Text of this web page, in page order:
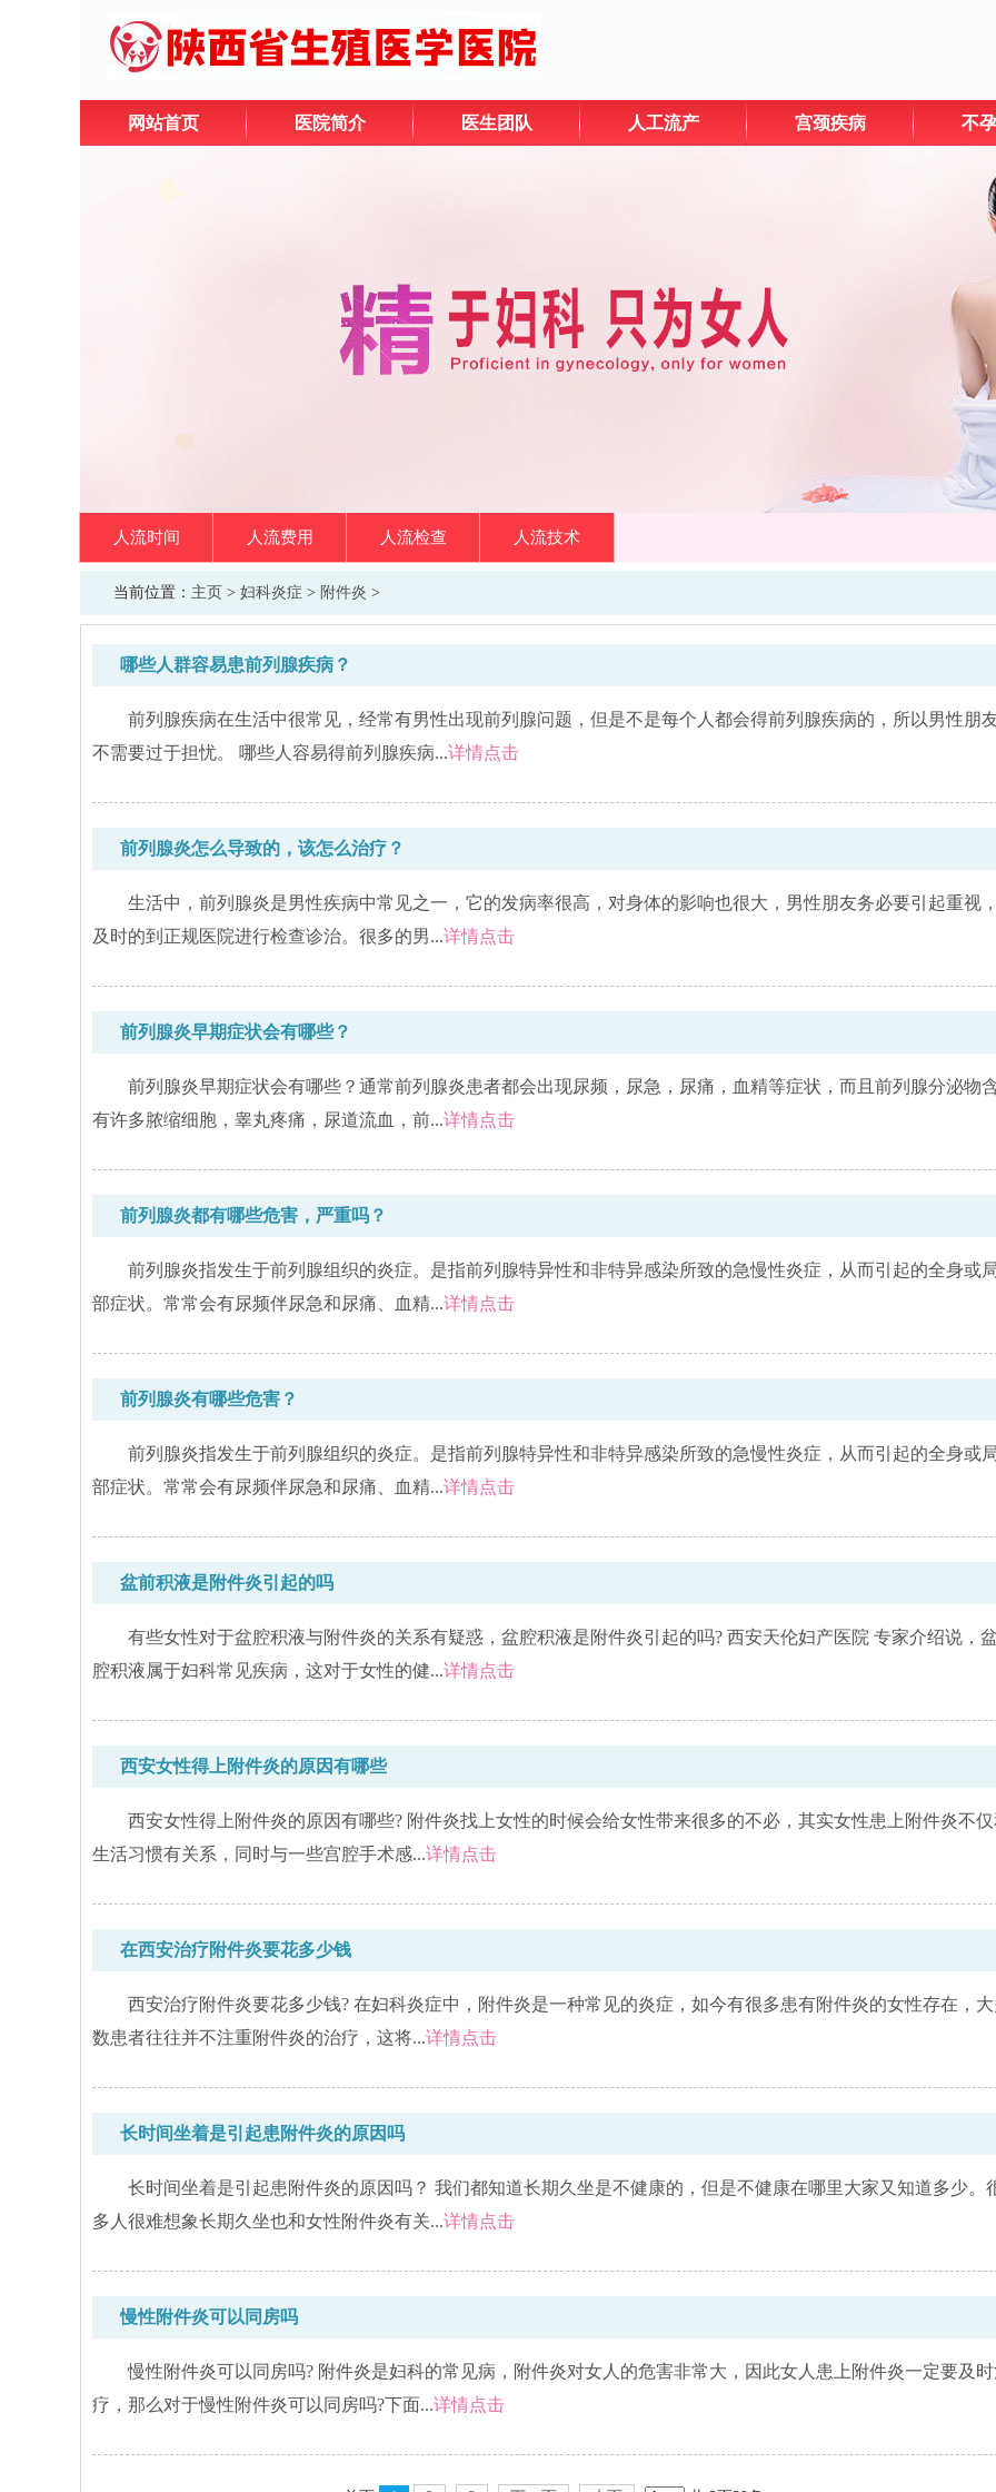
网站首页 医院简介 医生团队 人工流产 宫颈疾病 不
人流时间 人流费用 人流检查 人流技术
当前位置： 主页 > 妇科炎症 > 附件炎 >
哪些人群容易患前列腺疾病？
前列腺疾病在生活中很常见，经常有男性出现前列腺问题，但是不是每个人都会得前列腺疾病的，所以男性朋
不需要过于担忧。 哪些人容易得前列腺疾病...详情点击
前列腺炎怎么导致的，该怎么治疗？
生活中，前列腺炎是男性疾病中常见之一，它的发病率很高，对身体的影响也很大，男性朋友务必要引起重视
及时的到正规医院进行检查诊治。很多的男...详情点击
前列腺炎早期症状会有哪些？
前列腺炎早期症状会有哪些？通常前列腺炎患者都会出现尿频，尿急，尿痛，血精等症状，而且前列腺分泌物
有许多脓缩细胞，睾丸疼痛，尿道流血，前...详情点击
前列腺炎都有哪些危害，严重吗？
前列腺炎指发生于前列腺组织的炎症。是指前列腺特异性和非特异感染所致的急慢性炎症，从而引起的全身或
部症状。常常会有尿频伴尿急和尿痛、血精...详情点击
前列腺炎有哪些危害？
前列腺炎指发生于前列腺组织的炎症。是指前列腺特异性和非特异感染所致的急慢性炎症，从而引起的全身或
部症状。常常会有尿频伴尿急和尿痛、血精...详情点击
盆前积液是附件炎引起的吗
有些女性对于盆腔积液与附件炎的关系有疑惑，盆腔积液是附件炎引起的吗? 西安天伦妇产医院 专家介绍说，
腔积液属于妇科常见疾病，这对于女性的健...详情点击
西安女性得上附件炎的原因有哪些
西安女性得上附件炎的原因有哪些? 附件炎找上女性的时候会给女性带来很多的不必，其实女性患上附件炎不
生活习惯有关系，同时与一些宫腔手术感...详情点击
在西安治疗附件炎要花多少钱
西安治疗附件炎要花多少钱? 在妇科炎症中，附件炎是一种常见的炎症，如今有很多患有附件炎的女性存在，
数患者往往并不注重附件炎的治疗，这将...详情点击
长时间坐着是引起患附件炎的原因吗
长时间坐着是引起患附件炎的原因吗？ 我们都知道长期久坐是不健康的，但是不健康在哪里大家又知道多少。
多人很难想象长期久坐也和女性附件炎有关...详情点击
慢性附件炎可以同房吗
慢性附件炎可以同房吗? 附件炎是妇科的常见病，附件炎对女人的危害非常大，因此女人患上附件炎一定要及
疗，那么对于慢性附件炎可以同房吗?下面...详情点击